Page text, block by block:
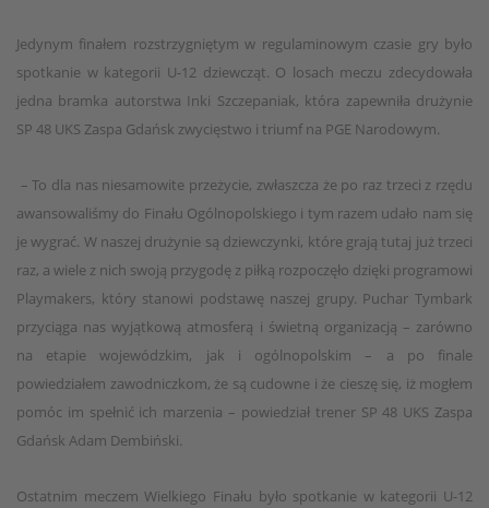
Jedynym finałem rozstrzygniętym w regulaminowym czasie gry było
spotkanie w kategorii U-12 dziewcząt. O losach meczu zdecydowała
jedna bramka autorstwa Inki Szczepaniak, która zapewniła drużynie
SP 48 UKS Zaspa Gdańsk zwycięstwo i triumf na PGE Narodowym.
– To dla nas niesamowite przeżycie, zwłaszcza że po raz trzeci z rzędu
awansowaliśmy do Finału Ogólnopolskiego i tym razem udało nam się
je wygrać. W naszej drużynie są dziewczynki, które grają tutaj już trzeci
raz, a wiele z nich swoją przygodę z piłką rozpoczęło dzięki programowi
Playmakers, który stanowi podstawę naszej grupy. Puchar Tymbark
przyciąga nas wyjątkową atmosferą i świetną organizacją – zarówno
na etapie wojewódzkim, jak i ogólnopolskim – a po finale
powiedziałem zawodniczkom, że są cudowne i że cieszę się, iż mogłem
pomóc im spełnić ich marzenia – powiedział trener SP 48 UKS Zaspa
Gdańsk Adam Dembiński.
Ostatnim meczem Wielkiego Finału było spotkanie w kategorii U-12